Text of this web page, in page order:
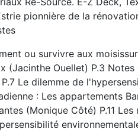
pionnière de la
ou survivre aux
(Jacinthe Ouellet) P.3
Le dilemme de
: Les appartements
(Monique Côté) P.11